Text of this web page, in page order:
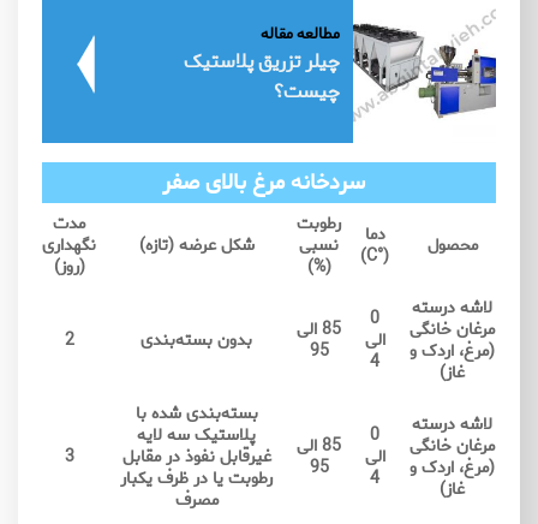
مطالعه مقاله
چیلر تزریق پلاستیک
چیست؟
سردخانه مرغ بالای صفر
محصول دما
(°C)
رطوبت
نسبی
(%)
شکل عرضه (تازه)
مدت
نگهداری
(روز)
لاشه درسته
مرغان خانگی
(مرغ، اردک و
غاز)
0
الی
4
85 الی
95 بدون بسته‌بندی 2
لاشه درسته
مرغان خانگی
(مرغ، اردک و
غاز)
0
الی
4
85 الی
95
بسته‌بندی شده با
پلاستیک سه لایه
غیرقابل نفوذ در مقابل
رطوبت یا در ظرف یکبار
مصرف
3